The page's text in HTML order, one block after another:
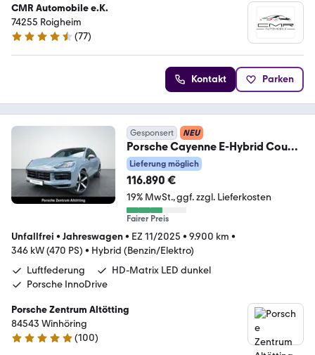
CMR Automobile e.K.
74255 Roigheim
4.4 Sterne
(77)
Kontakt Parken
Gesponsert NEU
Porsche Cayenne E-Hybrid Coupe
| Sportabgas | el. AHK |
Lieferung möglich
116.890 €
19% MwSt. ggf. zzgl. Lieferkosten
Fairer Preis
Unfallfrei • Jahreswagen• EZ 11/2025 • 9.900 km •
346 kW (470 PS) • Hybrid (Benzin/Elektro)
Luftfederung
HD-Matrix LED dunkel
Porsche InnoDrive
Porsche Zentrum Altötting
84543 Winhöring
4.9 Sterne
(100)